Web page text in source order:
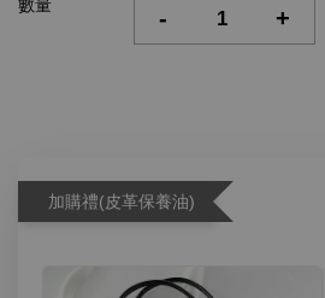
數量 - +
加購禮(皮革保養油)